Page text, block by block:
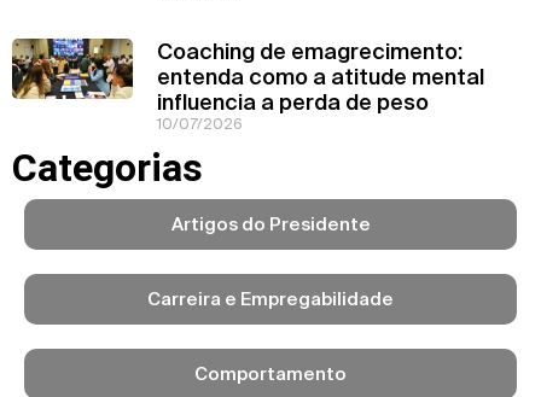
Coaching de emagrecimento:
entenda como a atitude mental
influencia a perda de peso
10/07/2026
Categorias
Artigos do Presidente
Carreira e Empregabilidade
Comportamento